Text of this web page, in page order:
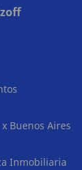
Buenos Aires
Inmobiliaria